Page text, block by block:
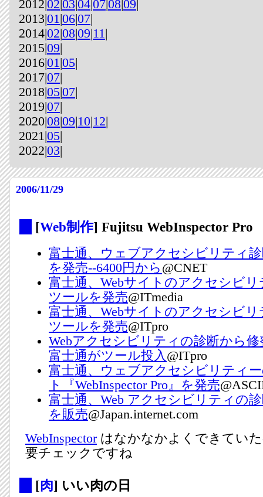
2012|02|03|04|07|08|09|
2013|01|06|07|
2014|02|08|09|11|
2015|09|
2016|01|05|
2017|07|
2018|05|07|
2019|07|
2020|08|09|10|12|
2021|05|
2022|03|
2006/11/29
[Web制作] Fujitsu WebInspector Pro
富士通、ウェブアクセシビリティ
を発売--6400円から @CNET
富士通、Webサイトのアクセシビ
ツールを発売@ITmedia
富士通、Webサイトのアクセシビ
ツールを発売@ITpro
Webアクセシビリティの診断から
富士通がツール投入 @ITpro
富士通、ウェブアクセシビリティ
ト『WebInspector Pro』を発売
富士通、Web アクセシビリティの
を販売@Japan.internet.com
WebInspectorはなかなかよくできてい
要チェックですね
[肉] いい肉の日